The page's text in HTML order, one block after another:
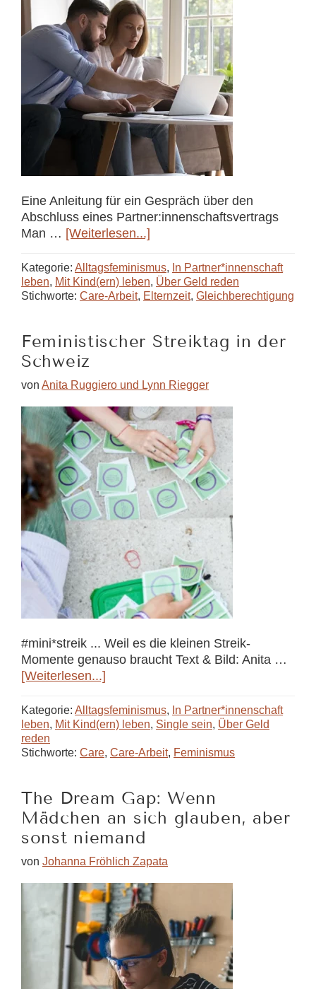
machen
Eine Anleitung für ein Gespräch über den
Abschluss eines Partner:innenschaftsvertrags
Man … [Weiterlesen...]
im
Sommerloch?
Endlich
Partner:innenschaftsvertrag
Kategorie: Alltagsfeminismus, In Partner*innenschaft
leben, Mit Kind(ern) leben, Über Geld reden
Stichworte: Care-Arbeit, Elternzeit, Gleichberechtigung
Feministischer Streiktag in der
Schweiz
von Anita Ruggiero und Lynn Riegger
#mini*streik ... Weil es die kleinen Streik-
Momente genauso braucht Text & Bild: Anita …
[Weiterlesen...]
in
der
Kategorie: Alltagsfeminismus, In Partner*innenschaft
leben, Mit Kind(ern) leben, Single sein, Über Geld
reden
Stichworte: Care, Care-Arbeit, Feminismus
The Dream Gap: Wenn
Mädchen an sich glauben, aber
sonst niemand
von Johanna Fröhlich Zapata